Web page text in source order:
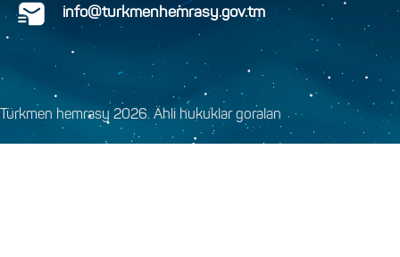
info@turkmenhemrasy.gov.tm
Türkmen hemrasy 2026. Ähli hukuklar goralan